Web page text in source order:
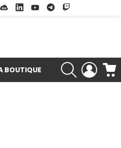
Soundcloud
LinkedinYoutubeGoogle Play
BOUTIQUE
RECHERCHE
LOGIN